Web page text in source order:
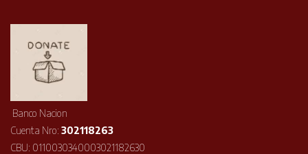
Banco Nacion
Cuenta Nro: 302118263
CBU: 0110030340003021182630